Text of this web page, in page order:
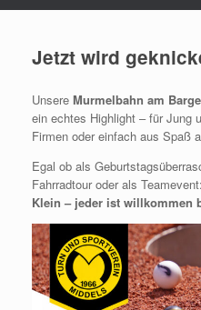
Jetzt wird
Unsere Murmelbahn am
ein echtes Highlight – für Jung
Firmen oder einfach aus Spaß
Egal ob als
Fahrradtour oder als Teamevent:
Klein – jeder ist willkommen